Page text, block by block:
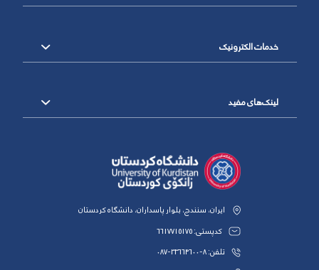
خدمات الکترونیک
لینک‌های مفید
ایران، سنندج، بلوار پاسداران، دانشگاه کردستان
کدپستی: 6617715175
تلفن: 8-33664600-087